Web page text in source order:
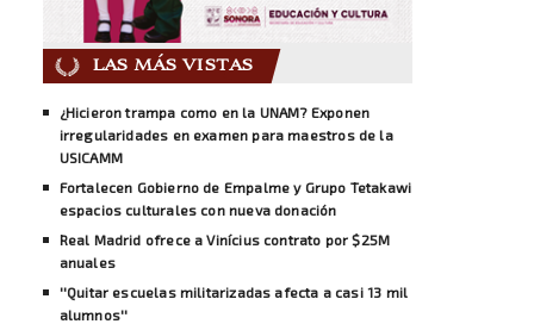
LAS MÁS VISTAS
¿Hicieron trampa como en la UNAM? Exponen
irregularidades en examen para maestros de la
USICAMM
Fortalecen Gobierno de Empalme y Grupo Tetakawi
espacios culturales con nueva donación
Real Madrid ofrece a Vinícius contrato por $25M
anuales
''Quitar escuelas militarizadas afecta a casi 13 mil
alumnos''